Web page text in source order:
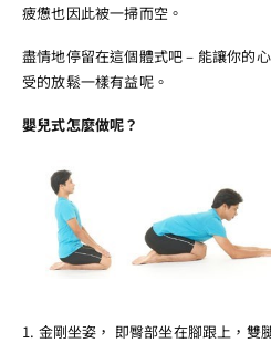
疲憊也因此被一掃而空。
盡情地停留在這個體式吧 – 能讓你的
受的放鬆一樣有益呢。
嬰兒式怎麼做呢？
1. 金剛坐姿， 即臀部坐在腳跟上，雙